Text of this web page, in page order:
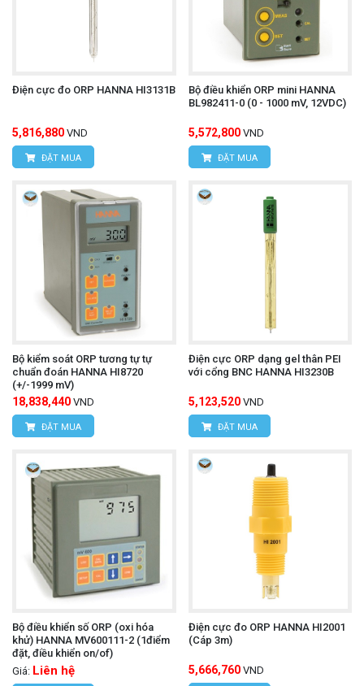
Điện cực đo ORP HANNA HI3131B
5,816,880 VND
ĐẶT MUA
Bộ điều khiển ORP mini HANNA
BL982411-0 (0 - 1000 mV, 12VDC)
5,572,800 VND
ĐẶT MUA
Bộ kiểm soát ORP tương tự tự
chuẩn đoán HANNA HI8720
(+/-1999 mV)
18,838,440 VND
ĐẶT MUA
Điện cực ORP dạng gel thân PEI
với cổng BNC HANNA HI3230B
5,123,520 VND
ĐẶT MUA
Bộ điều khiển số ORP (oxi hóa
khử) HANNA MV600111-2 (1điểm
đặt, điều khiển on/of)
Giá: Liên hệ
Điện cực đo ORP HANNA HI2001
(Cáp 3m)
5,666,760 VND